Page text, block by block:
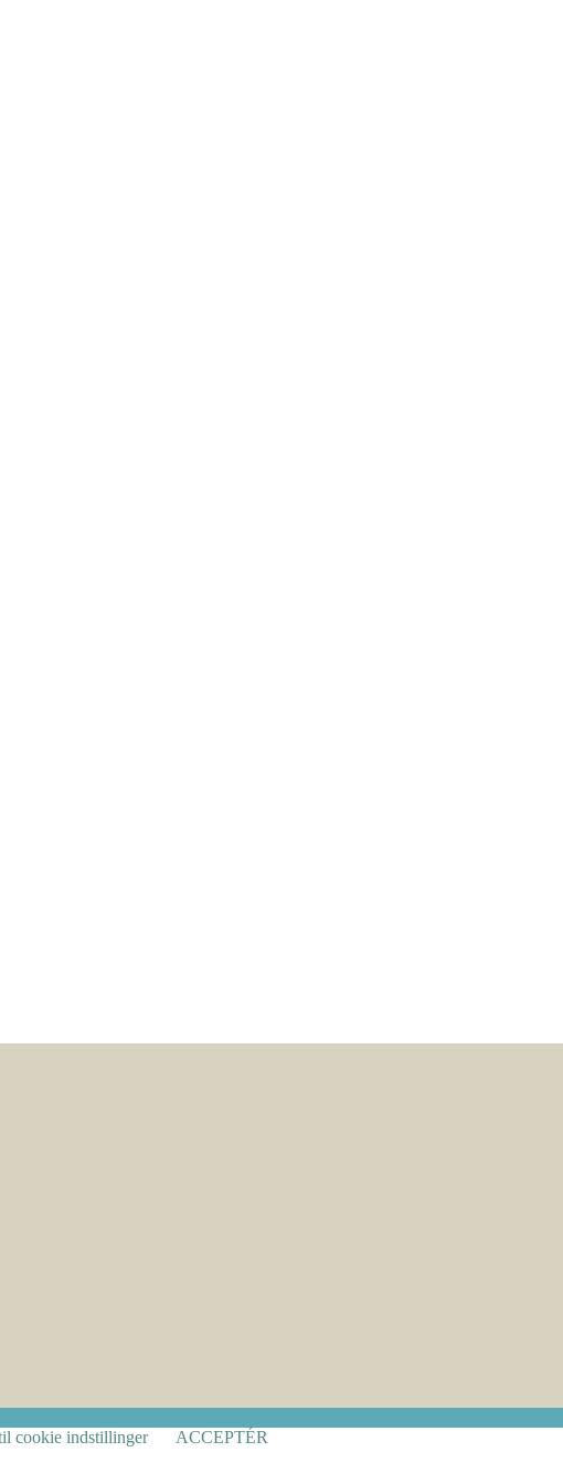
cookie indstillinger
ACCEPTÉR